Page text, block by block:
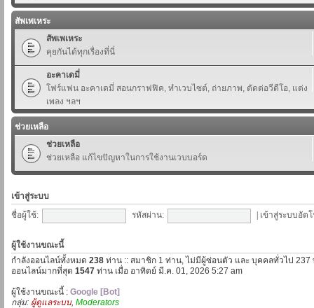
สัพเพเหระ
สัพเพเหระ
คุยกันได้ทุกเรื่องที่นี่
อะคาเดมี่
โฟร์แฟน อะคาเดมี่ สอนกราฟฟิค, ทำเวบไซต์, ถ่ายภาพ, ตัดต่อวีดีโอ, แต่ง
เพลง ฯลฯ
ช่วยเหลือ
ช่วยเหลือ
ช่วยเหลือ แก้ไขปัญหาในการใช้งานเวบบอร์ด
เข้าสู่ระบบ
ชื่อผู้ใช้:
รหัสผ่าน: เข้าสู่ระบบอัต
ผู้ใช้งานขณะนี้
กำลังออนไลน์ทั้งหมด 238 ท่าน :: สมาชิก 1 ท่าน, ไม่มีผู้ซ่อนตัว และ บุคคลทั่วไป
ออนไลน์มากที่สุด 1547 ท่าน เมื่อ อาทิตย์ มี.ค. 01, 2026 5:27 am
ผู้ใช้งานขณะนี้ : Google [Bot]
กลุ่ม: ผู้ดูแลระบบ, Moderators